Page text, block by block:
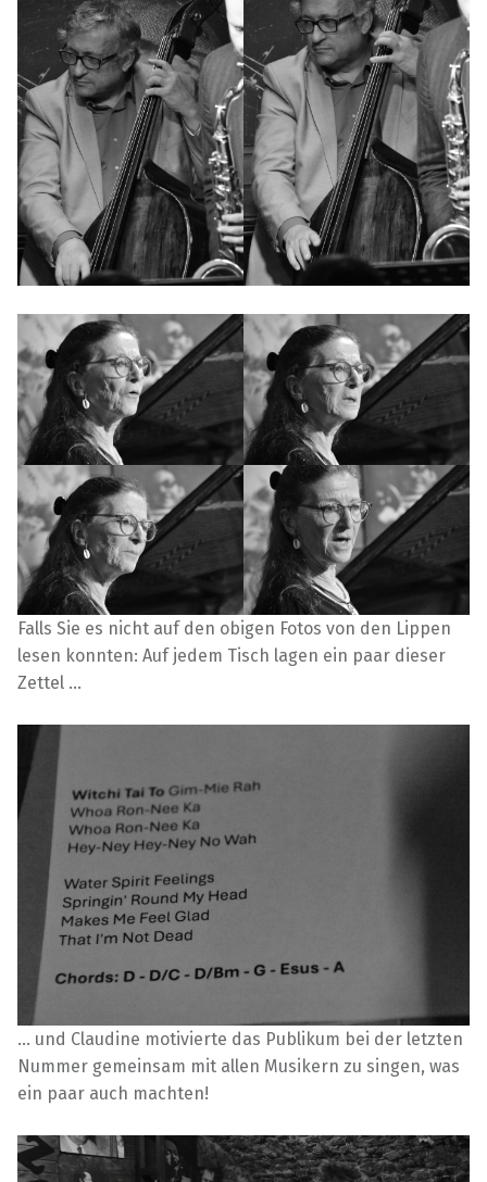
Falls Sie es nicht auf den obigen Fotos von den Lippen
lesen konnten: Auf jedem Tisch lagen ein paar dieser
Zettel …
… und Claudine motivierte das Publikum bei der letzten
Nummer gemeinsam mit allen Musikern zu singen, was
ein paar auch machten!